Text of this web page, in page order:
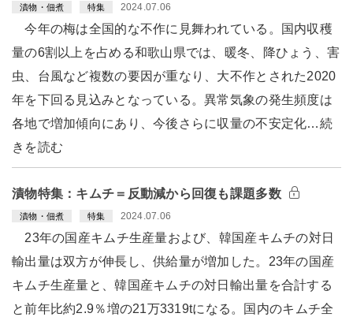
漬物・佃煮 特集 2024.07.06
今年の梅は全国的な不作に見舞われている。国内収穫
量の6割以上を占める和歌山県では、暖冬、降ひょう、害
虫、台風など複数の要因が重なり、大不作とされた2020
年を下回る見込みとなっている。異常気象の発生頻度は
各地で増加傾向にあり、今後さらに収量の不安定化…続
きを読む
漬物特集：キムチ＝反動減から回復も課題多数
漬物・佃煮 特集 2024.07.06
23年の国産キムチ生産量および、韓国産キムチの対日
輸出量は双方が伸長し、供給量が増加した。23年の国産
キムチ生産量と、韓国産キムチの対日輸出量を合計する
と前年比約2.9％増の21万3319tになる。国内のキムチ全